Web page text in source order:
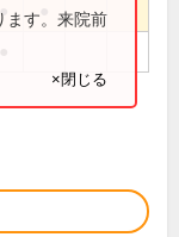
●ます。来院前
×閉じる